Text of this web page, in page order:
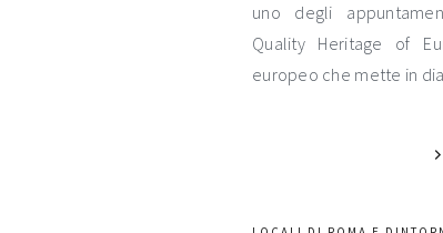
uno degli
Quality Heritage of
europeo che mette in